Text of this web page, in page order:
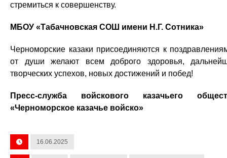
стремиться к совершенству.
МБОУ «Табачновская СОШ имени Н.Г. Сотника»
Черноморские казаки присоединяются к
от души желают всем доброго здоровья,
творческих успехов, новых достижений и побед!
Пресс-служба войскового казачьего
«Черноморское казачье войско»
16.06.2025